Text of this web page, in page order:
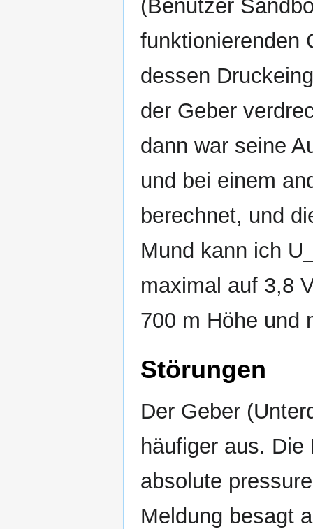
(Benutzer
funktionierenden
dessen
der Geber
dann war seine
und bei einem
berechnet, und
Mund kann ich
maximal auf 3,8
700 m Höhe und
Störungen
Der Geber
häufiger aus.
absolute
Meldung besagt